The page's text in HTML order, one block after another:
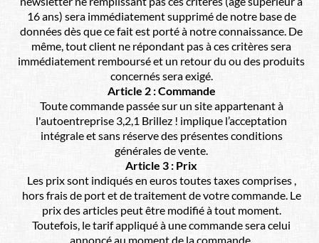
16 ans) sera immédiatement supprimé de notre base de
données dès que ce fait est porté à notre connaissance. De
même, tout client ne répondant pas à ces critères sera
immédiatement remboursé et un retour du ou des produits
concernés sera exigé.
Article 2 : Commande
Toute commande passée sur un site appartenant à
l'autoentreprise 3,2,1 Brillez ! implique l’acceptation
intégrale et sans réserve des présentes conditions
générales de vente.
Article 3 : Prix
Les prix sont indiqués en euros toutes taxes comprises ,
hors frais de port et de traitement de votre commande. Le
prix des articles peut être modifié à tout moment.
Toutefois, le tarif appliqué à une commande sera celui
annoncé au moment de la commande.